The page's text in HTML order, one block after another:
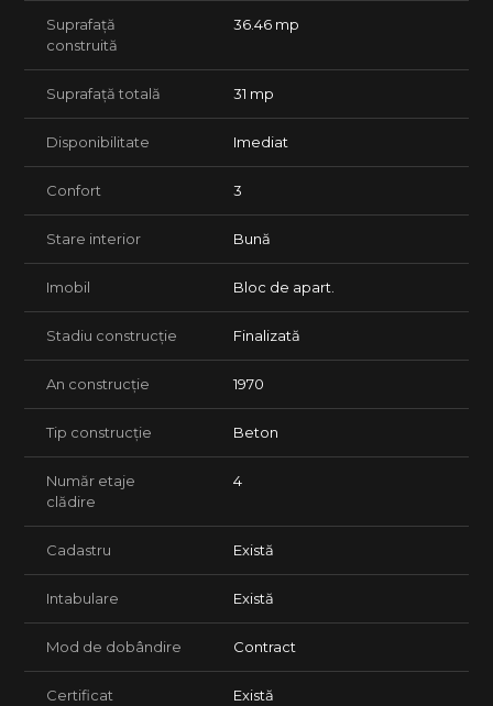
Suprafață
construită
36.46 mp
Suprafață totală 31 mp
Disponibilitate Imediat
Confort 3
Stare interior Bună
Imobil Bloc de apart.
Stadiu construcție Finalizată
An construcție 1970
Tip construcție Beton
Număr etaje
clădire
4
Cadastru Există
Intabulare Există
Mod de dobândire Contract
Certificat
Există